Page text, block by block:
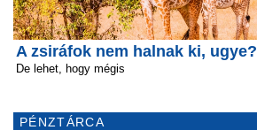
A zsiráfok nem halnak ki, ugye?
De lehet, hogy mégis
PÉNZTÁRCA